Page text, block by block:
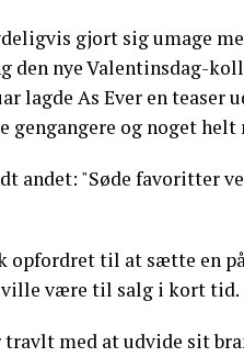
gjort sig umage
den nye Valentinsdag-
lagde As Ever en teaser
gengangere og noget helt
andet: "Søde favoritter
opfordret til at sætte en
være til salg i kort tid.
travlt med at udvide sit